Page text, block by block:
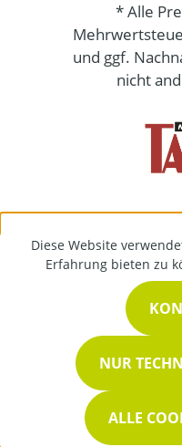
* Alle
und ggf.
nicht
Diese Website
Erfahrung bieten zu
NUR
ALLE